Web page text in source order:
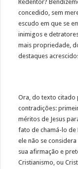
Redentor?
concedido, sem
escudo em que se
inimigos e
mais propriedade,
destaques
Ora, do texto citado
contradições:
méritos de Jesus
fato de chamá-lo de
ele não se
sua afirmação e
Cristianismo, ou